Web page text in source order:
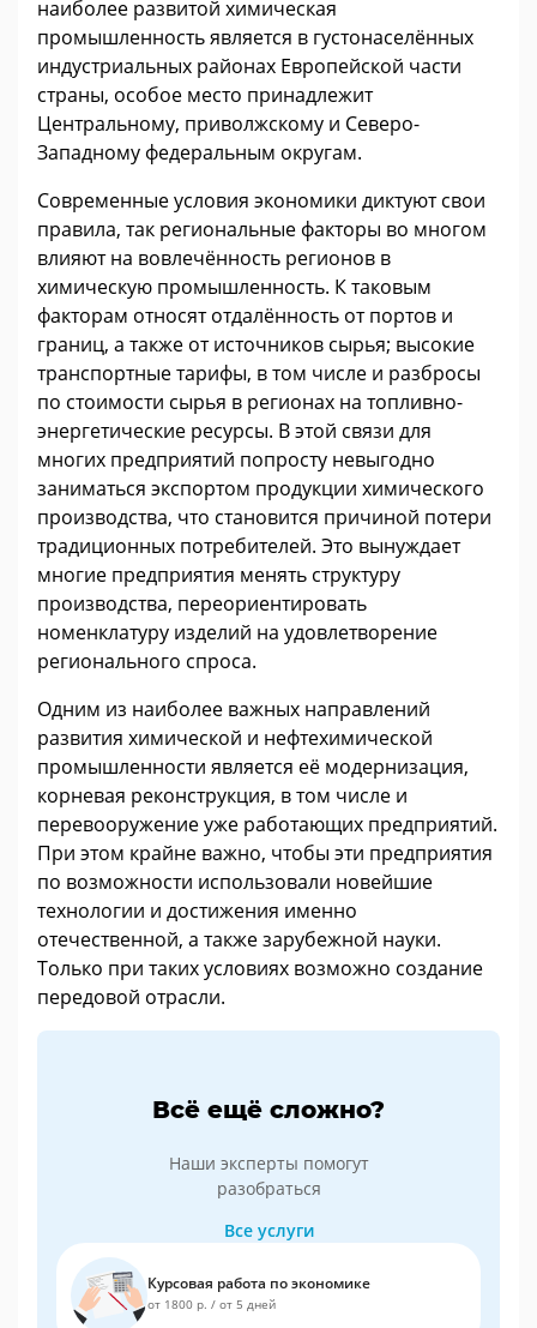
наиболее развитой химическая
промышленность является в густонаселённых
индустриальных районах Европейской части
страны, особое место принадлежит
Центральному, приволжскому и Северо-
Западному федеральным округам.
Современные условия экономики диктуют свои
правила, так региональные факторы во многом
влияют на вовлечённость регионов в
химическую промышленность. К таковым
факторам относят отдалённость от портов и
границ, а также от источников сырья; высокие
транспортные тарифы, в том числе и разбросы
по стоимости сырья в регионах на топливно-
энергетические ресурсы. В этой связи для
многих предприятий попросту невыгодно
заниматься экспортом продукции химического
производства, что становится причиной потери
традиционных потребителей. Это вынуждает
многие предприятия менять структуру
производства, переориентировать
номенклатуру изделий на удовлетворение
регионального спроса.
Одним из наиболее важных направлений
развития химической и нефтехимической
промышленности является её модернизация,
корневая реконструкция, в том числе и
перевооружение уже работающих предприятий.
При этом крайне важно, чтобы эти предприятия
по возможности использовали новейшие
технологии и достижения именно
отечественной, а также зарубежной науки.
Только при таких условиях возможно создание
передовой отрасли.
Всё ещё сложно?
Наши эксперты помогут
разобраться
Все услуги
Курсовая работа по экономике
от 1800 р. / от 5 дней